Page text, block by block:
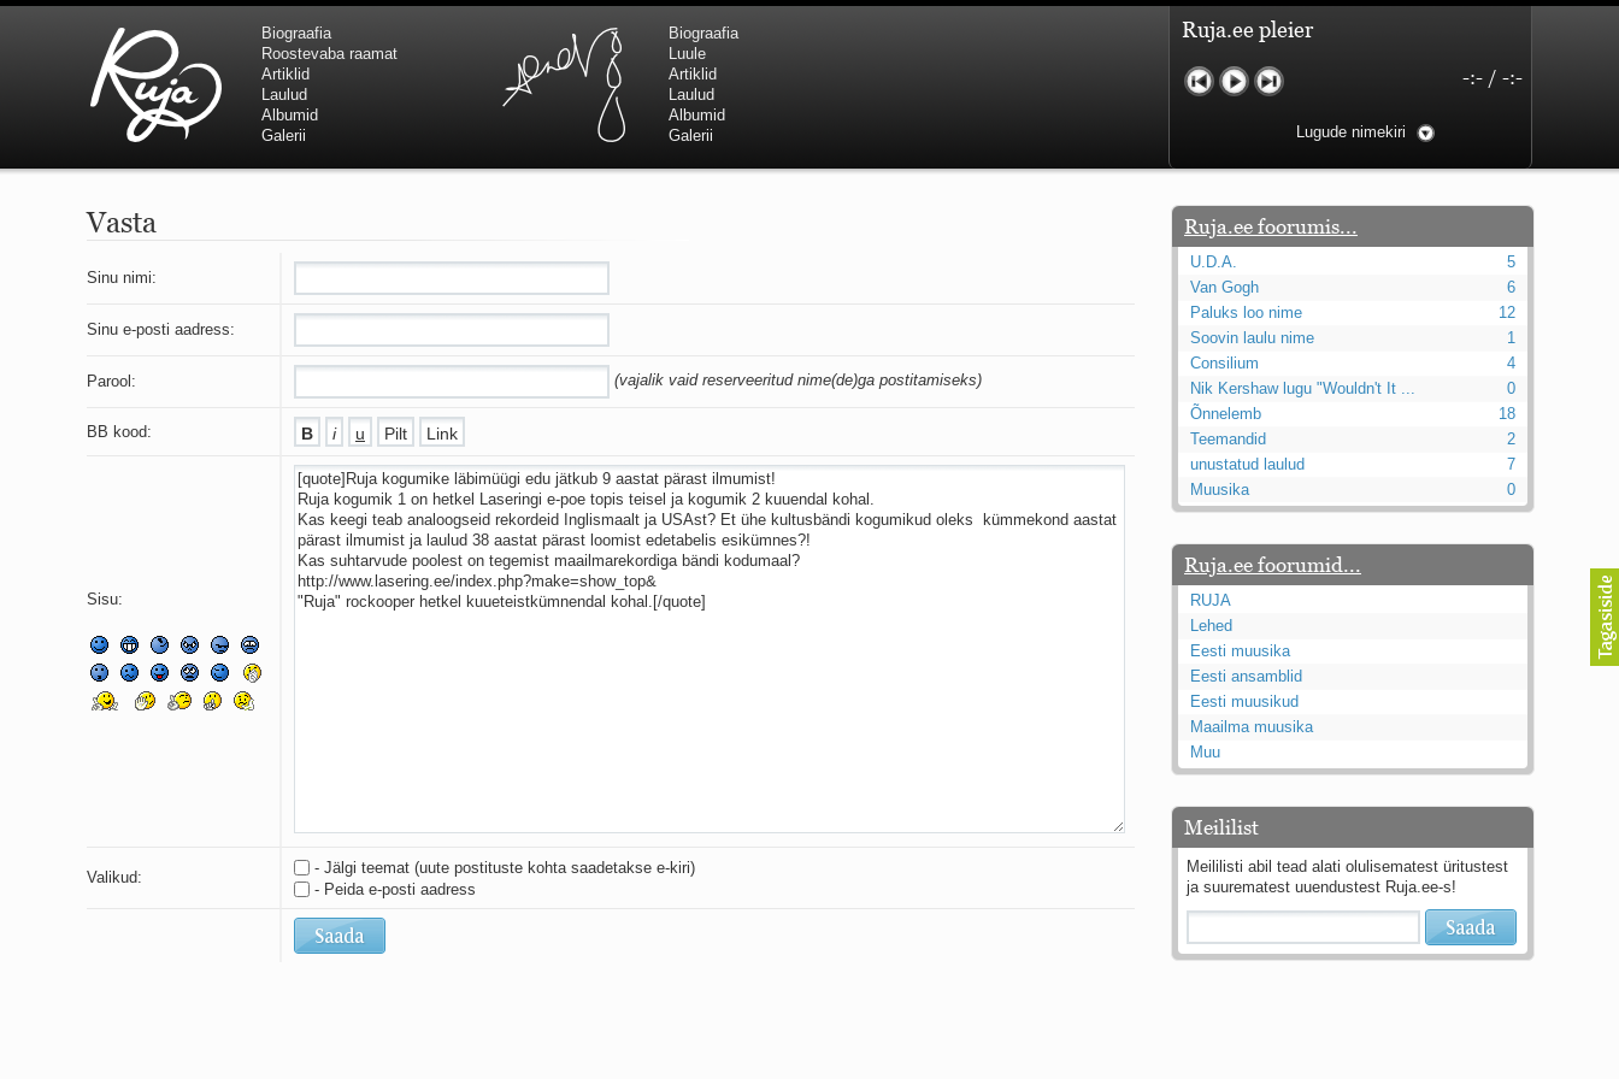
Biograafia
Roostevaba raamat
Artiklid
Laulud
Albumid
Galerii
Biograafia
Luule
Artiklid
Laulud
Albumid
Galerii
Ruja.ee pleier
-:- / -:-
Lugude nimekiri
Vasta
Sinu nimi:
Sinu e-posti aadress:
Parool: (vajalik vaid reserveeritud nime(de)ga postitamiseks)
BB kood:
Sisu:
Valikud:
- Jälgi teemat (uute postituste kohta saadetakse e-kiri)
- Peida e-posti aadress
Ruja.ee foorumis...
U.D.A.
5
Van Gogh
6
Paluks loo nime
12
Soovin laulu nime
1
Consilium
4
Nik Kershaw lugu "Wouldn't It ...
0
Õnnelemb
18
Teemandid
2
unustatud laulud
7
Muusika
0
Ruja.ee foorumid...
RUJA
Lehed
Eesti muusika
Eesti ansamblid
Eesti muusikud
Maailma muusika
Muu
Meililist
Meililisti abil tead alati olulisematest üritustest
ja suurematest uuendustest Ruja.ee-s!